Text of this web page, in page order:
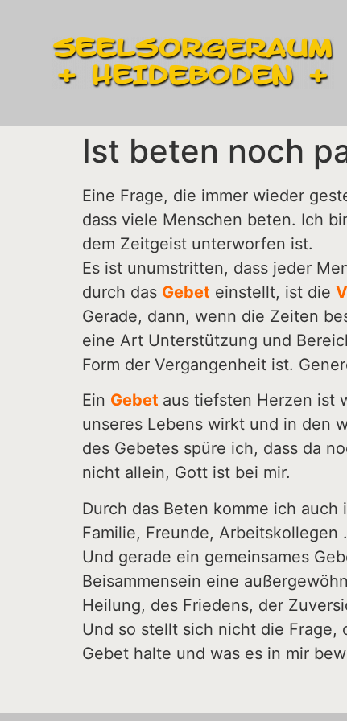
Ist beten noch
Eine Frage, die immer wieder
dass viele Menschen beten. Ich
dem Zeitgeist unterworfen ist.
Es ist unumstritten, dass jeder
durch das Gebet einstellt, ist die
Gerade, dann, wenn die Zeiten
eine Art Unterstützung und
Form der Vergangenheit ist.
Ein Gebet aus tiefsten Herzen ist
unseres Lebens wirkt und in den
des Gebetes spüre ich, dass da
nicht allein, Gott ist bei mir.
Durch das Beten komme ich
Familie, Freunde, Arbeitskollegen
Und gerade ein gemeinsames
Beisammensein eine
Heilung, des Friedens, der
Und so stellt sich nicht die Frage,
Gebet halte und was es in mir